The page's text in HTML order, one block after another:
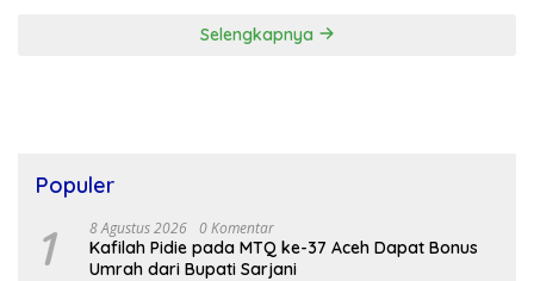
Selengkapnya
Populer
1 8 Agustus 2026 0 Komentar
Kafilah Pidie pada MTQ ke-37 Aceh Dapat Bonus
Umrah dari Bupati Sarjani